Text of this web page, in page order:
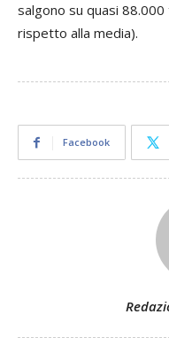
salgono su quasi
rispetto alla media).
Facebook